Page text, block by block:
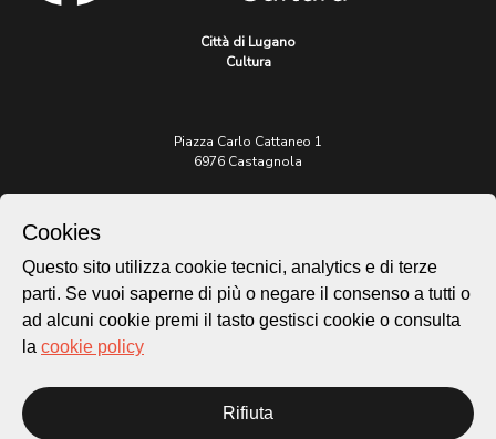
Città di Lugano
Cultura
Piazza Carlo Cattaneo 1
6976 Castagnola
patrimonio@lugano.ch
t. +41 58 866 68 50
Sito istituzionale:
Privacy Policy
Cookies
Questo sito utilizza cookie tecnici, analytics e di terze
parti. Se vuoi saperne di più o negare il consenso a tutti o
ad alcuni cookie premi il tasto gestisci cookie o consulta
la cookie policy
Rifiuta